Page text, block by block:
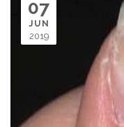
07
JUN
2019